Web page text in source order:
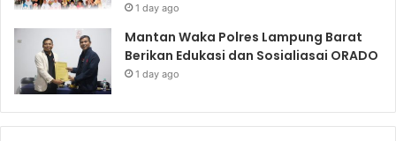
1 day ago
Mantan Waka Polres Lampung Barat
Berikan Edukasi dan Sosialiasai ORADO
1 day ago